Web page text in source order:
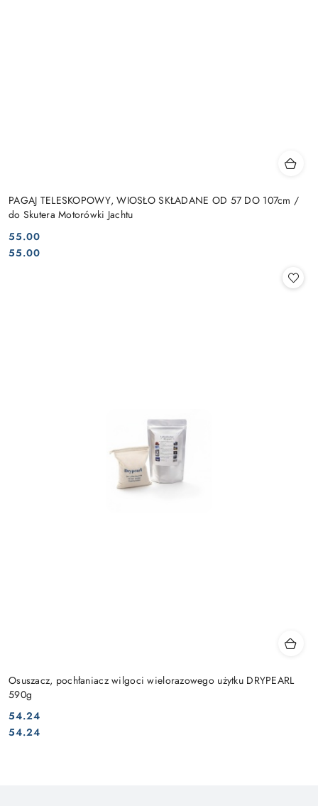
PAGAJ TELESKOPOWY, WIOSŁO SKŁADANE OD 57 DO 107cm /
do Skutera Motorówki Jachtu
Cena:
55.00
Cena:
55.00
Osuszacz, pochłaniacz wilgoci wielorazowego użytku DRYPEARL
590g
Cena:
54.24
Cena:
54.24